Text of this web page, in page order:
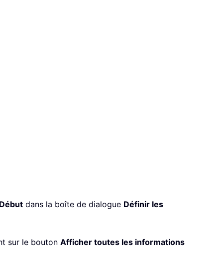
Début dans la boîte de dialogue Définir les
sur le bouton Afficher toutes les informations